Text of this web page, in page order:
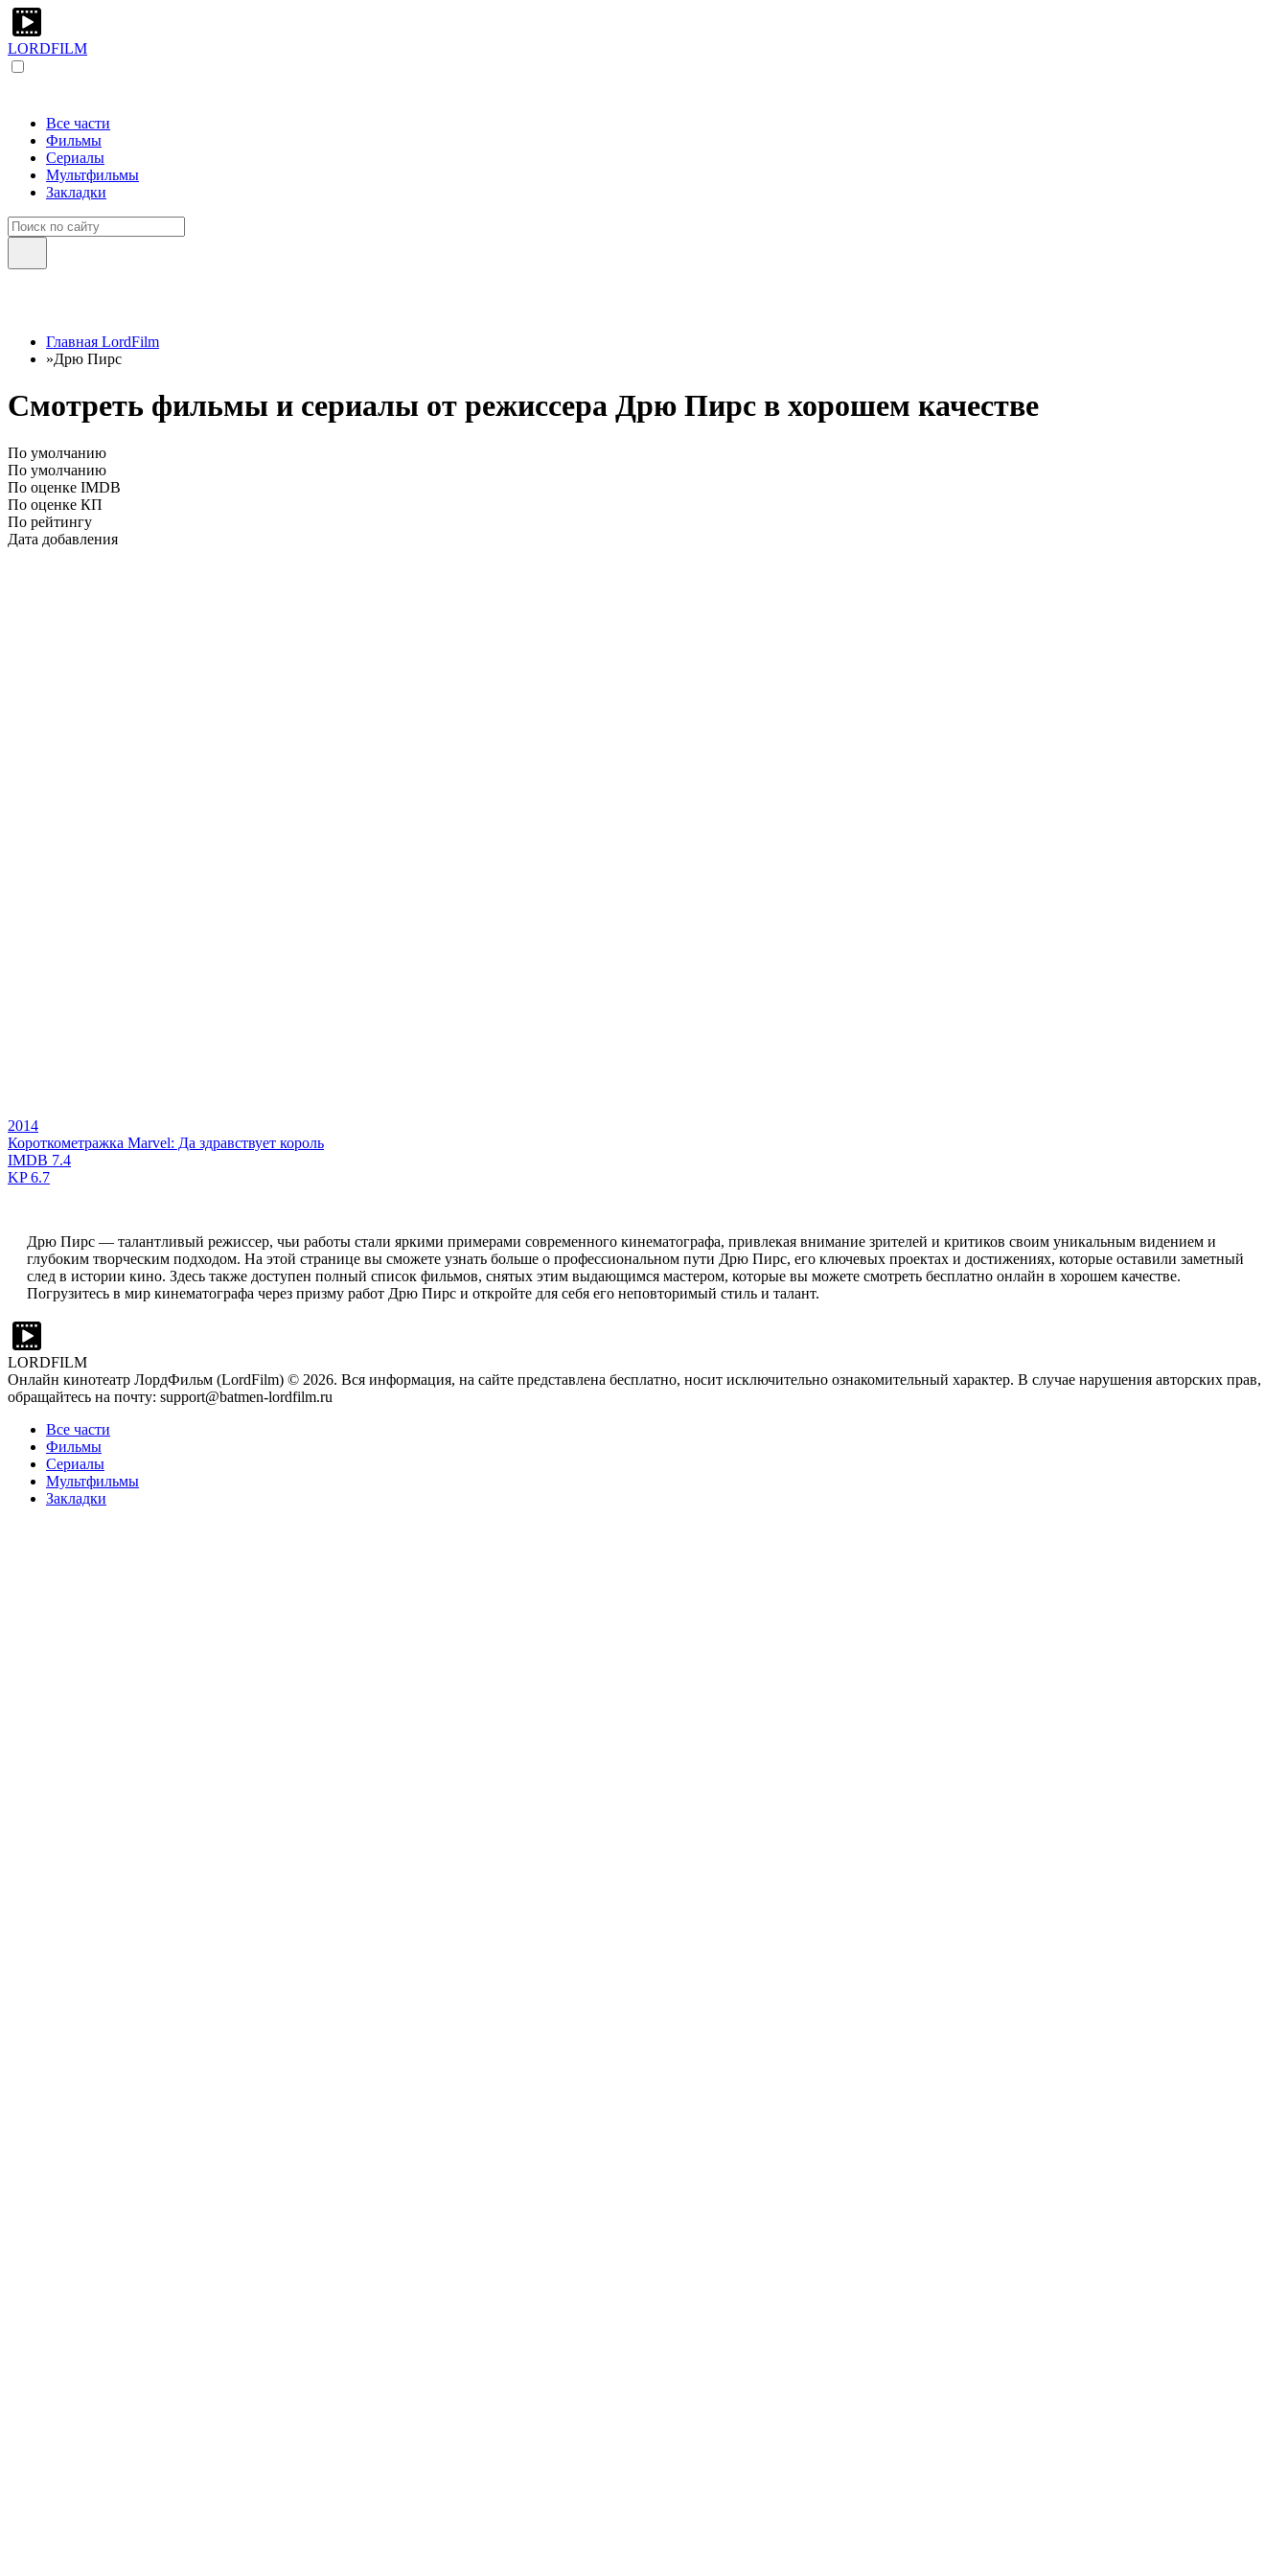
LORDFILM
Все части
Фильмы
Сериалы
Мультфильмы
Закладки
Главная LordFilm
»Дрю Пирс
Смотреть фильмы и сериалы от режиссера Дрю Пирс в хорошем качестве
По умолчанию
По умолчанию
По оценке IMDB
По оценке КП
По рейтингу
Дата добавления
2014
Короткометражка Marvel: Да здравствует король
IMDB 7.4
KP6.7
Дрю Пирс — талантливый режиссер, чьи работы стали яркими примерами современного кинематографа, привлекая внимание зрителей и критиков своим уникальным видением и
глубоким творческим подходом. На этой странице вы сможете узнать больше о профессиональном пути Дрю Пирс, его ключевых проектах и достижениях, которые оставили заметный
след в истории кино. Здесь также доступен полный список фильмов, снятых этим выдающимся мастером, которые вы можете смотреть бесплатно онлайн в хорошем качестве.
Погрузитесь в мир кинематографа через призму работ Дрю Пирс и откройте для себя его неповторимый стиль и талант.
LORDFILM
Онлайн кинотеатр ЛордФильм (LordFilm) © 2026. Вся информация, на сайте представлена бесплатно, носит исключительно ознакомительный характер. В случае нарушения авторских прав,
обращайтесь на почту: support@batmen-lordfilm.ru
Все части
Фильмы
Сериалы
Мультфильмы
Закладки